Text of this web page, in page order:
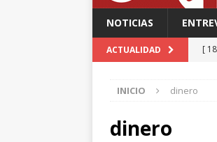
NOTICIAS
ACTUALIDAD [
INICIO dinero
dinero